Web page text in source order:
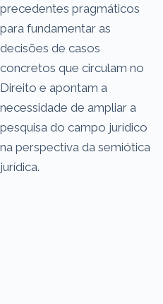
precedentes pragmáticos
para fundamentar as
decisões de casos
concretos que circulam no
Direito e apontam a
necessidade de ampliar a
pesquisa do campo jurídico
na perspectiva da semiótica
jurídica.